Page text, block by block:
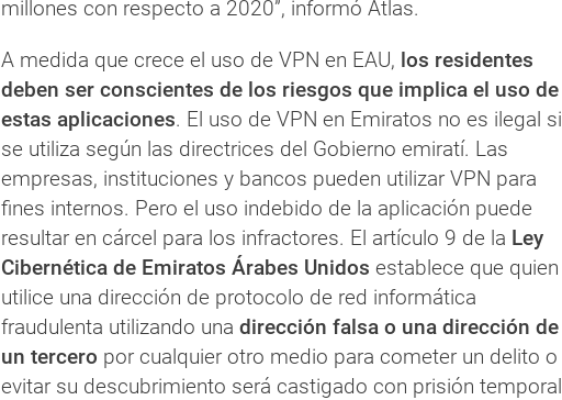
millones con respecto a 2020”, informó Atlas.
A medida que crece el uso de VPN en EAU, los residentes
deben ser conscientes de los riesgos que implica el uso de
estas aplicaciones. El uso de VPN en Emiratos no es ilegal si
se utiliza según las directrices del Gobierno emiratí. Las
empresas, instituciones y bancos pueden utilizar VPN para
fines internos. Pero el uso indebido de la aplicación puede
resultar en cárcel para los infractores. El artículo 9 de la Ley
Cibernética de Emiratos Árabes Unidos establece que quien
utilice una dirección de protocolo de red informática
fraudulenta utilizando una dirección falsa o una dirección de
un tercero por cualquier otro medio para cometer un delito o
evitar su descubrimiento será castigado con prisión temporal